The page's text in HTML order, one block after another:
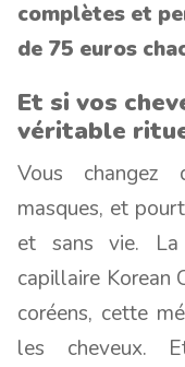
complètes et
de 75 euros
Et si vos
véritable
Vous changez
masques, et
et sans vie.
capillaire Korean
coréens, cette
les cheveux.